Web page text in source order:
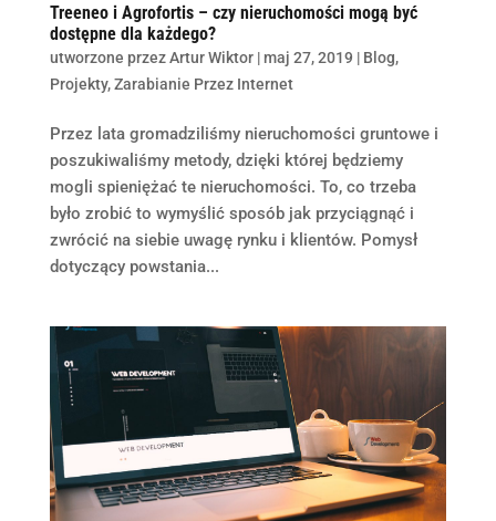
Treeneo i Agrofortis – czy nieruchomości mogą być
dostępne dla każdego?
utworzone przezArtur Wiktor|maj 27, 2019 | Blog,
Projekty,Zarabianie Przez Internet
Przez lata gromadziliśmy nieruchomości gruntowe i
poszukiwaliśmy metody, dzięki której będziemy
mogli spieniężać te nieruchomości. To, co trzeba
było zrobić to wymyślić sposób jak przyciągnąć i
zwrócić na siebie uwagę rynku i klientów. Pomysł
dotyczący powstania...